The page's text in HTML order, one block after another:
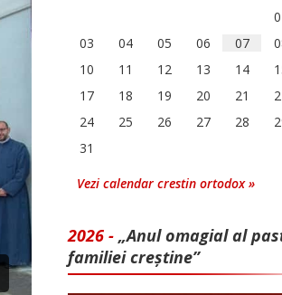
03
04 05 06 07
10
11 12 13 14
17
18 19 20 21
24
25 26 27 28
31
Vezi calendar crestin ortodox »
2026 - „Anul omagial al
familiei creștine”